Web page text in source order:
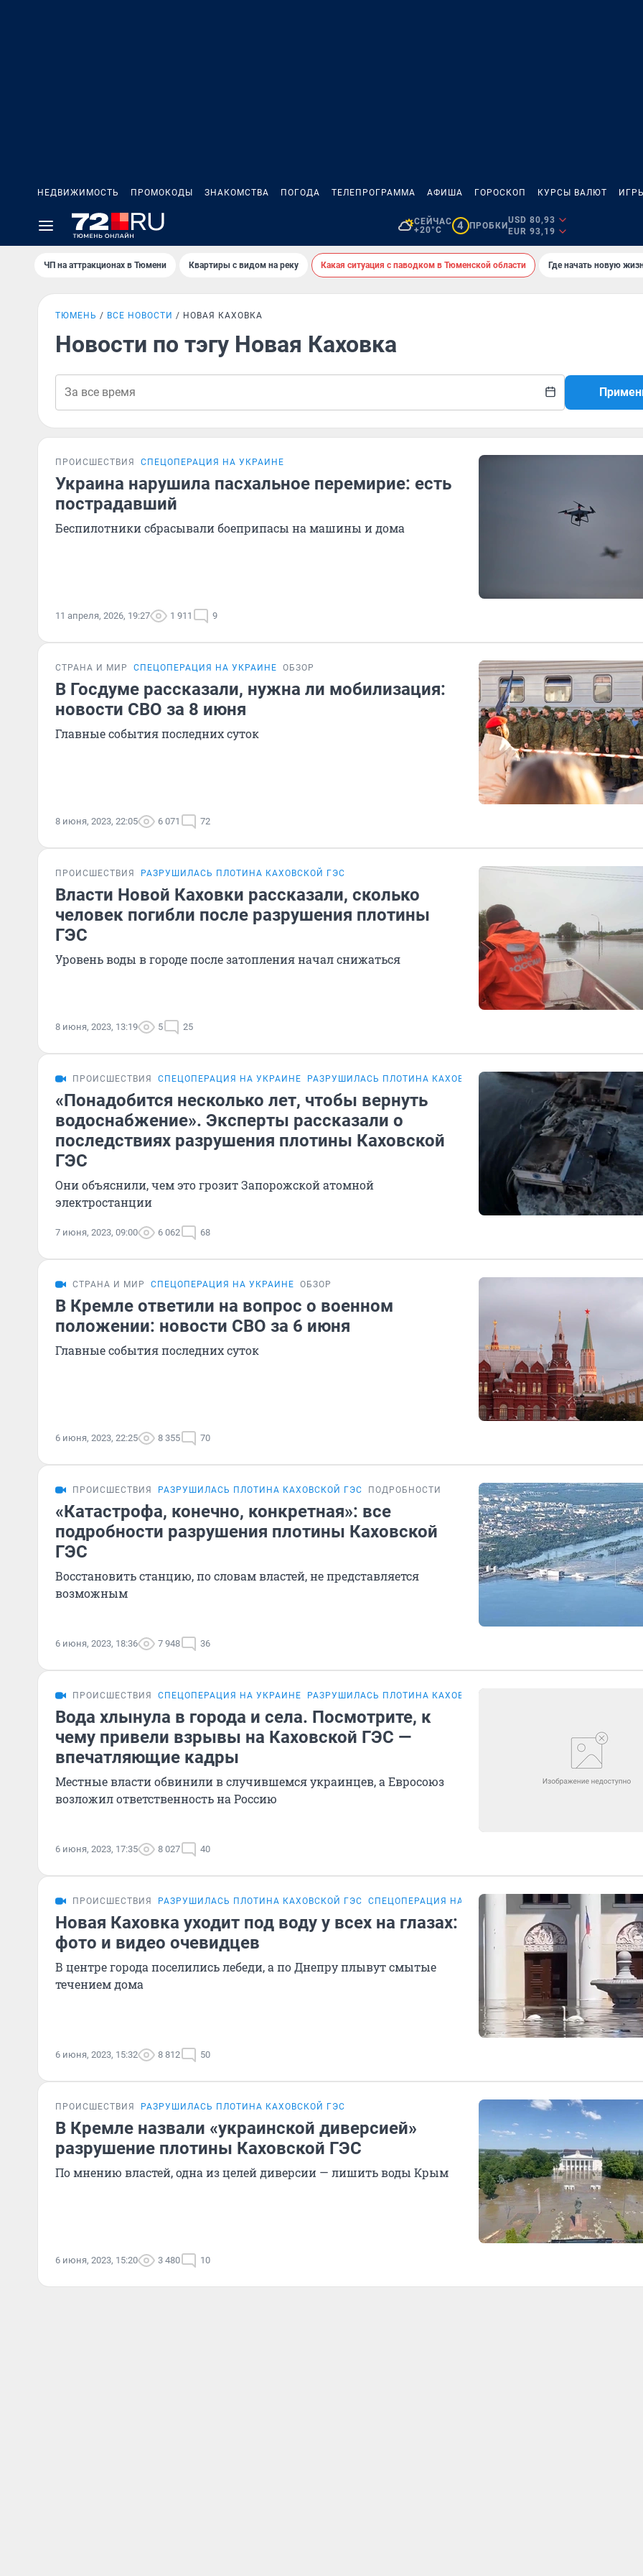
НЕДВИЖИМОСТЬ ПРОМОКОДЫ ЗНАКОМСТВА ПОГОДА ТЕЛЕПРОГРАММА АФИША ГОРОСКОП КУРСЫ ВАЛЮТ
СЕЙЧАС
+20°C
4 ПРОБКИ
USD 80,93
EUR 93,19
ЧП на аттракционах в Тюмени Квартиры с видом на реку Какая ситуация с паводком в Тюменской области Где начать новую
ТЮМЕНЬ ВСЕ НОВОСТИ НОВАЯ КАХОВКА
Новости по тэгу Новая Каховка
ПРОИСШЕСТВИЯ СПЕЦОПЕРАЦИЯ НА УКРАИНЕ
Украина нарушила пасхальное перемирие: есть
пострадавший
Беспилотники сбрасывали боеприпасы на машины и дома
11 апреля, 2026, 19:27 1 911 9
СТРАНА И МИР СПЕЦОПЕРАЦИЯ НА УКРАИНЕ ОБЗОР
В Госдуме рассказали, нужна ли мобилизация:
новости СВО за 8 июня
Главные события последних суток
8 июня, 2023, 22:05 6 071 72
ПРОИСШЕСТВИЯ РАЗРУШИЛАСЬ ПЛОТИНА КАХОВСКОЙ ГЭС
Власти Новой Каховки рассказали, сколько
человек погибли после разрушения плотины
ГЭС
Уровень воды в городе после затопления начал снижаться
8 июня, 2023, 13:19 5 25
ПРОИСШЕСТВИЯ СПЕЦОПЕРАЦИЯ НА УКРАИНЕ РАЗРУШИЛАСЬ ПЛОТИНА КАХОВСКОЙ ГЭС
«Понадобится несколько лет, чтобы вернуть
водоснабжение». Эксперты рассказали о
последствиях разрушения плотины Каховской
ГЭС
Они объяснили, чем это грозит Запорожской атомной
электростанции
7 июня, 2023, 09:00 6 062 68
СТРАНА И МИР СПЕЦОПЕРАЦИЯ НА УКРАИНЕ ОБЗОР
В Кремле ответили на вопрос о военном
положении: новости СВО за 6 июня
Главные события последних суток
6 июня, 2023, 22:25 8 355 70
ПРОИСШЕСТВИЯ РАЗРУШИЛАСЬ ПЛОТИНА КАХОВСКОЙ ГЭС ПОДРОБНОСТИ
«Катастрофа, конечно, конкретная»: все
подробности разрушения плотины Каховской
ГЭС
Восстановить станцию, по словам властей, не представляется
возможным
6 июня, 2023, 18:36 7 948 36
ПРОИСШЕСТВИЯ СПЕЦОПЕРАЦИЯ НА УКРАИНЕ РАЗРУШИЛАСЬ ПЛОТИНА КАХОВСКОЙ ГЭС
Вода хлынула в города и села. Посмотрите, к
чему привели взрывы на Каховской ГЭС —
впечатляющие кадры
Местные власти обвинили в случившемся украинцев, а Евросоюз
возложил ответственность на Россию
6 июня, 2023, 17:35 8 027 40
ПРОИСШЕСТВИЯ РАЗРУШИЛАСЬ ПЛОТИНА КАХОВСКОЙ ГЭС СПЕЦОПЕРАЦИЯ НА УКРАИНЕ ПОДРОБНОСТИ
Новая Каховка уходит под воду у всех на глазах:
фото и видео очевидцев
В центре города поселились лебеди, а по Днепру плывут смытые
течением дома
6 июня, 2023, 15:32 8 812 50
ПРОИСШЕСТВИЯ РАЗРУШИЛАСЬ ПЛОТИНА КАХОВСКОЙ ГЭС
В Кремле назвали «украинской диверсией»
разрушение плотины Каховской ГЭС
По мнению властей, одна из целей диверсии — лишить воды Крым
6 июня, 2023, 15:20 3 480 10